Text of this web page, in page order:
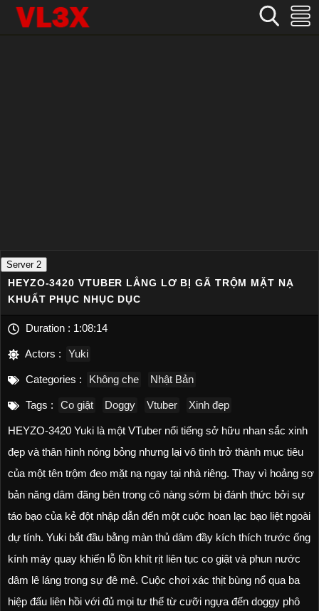
Home Không che
HEYZO-3420 VTuber lẳng lơ bị gã trộm mặt nạ khuất phục nhục dục
Server 2
HEYZO-3420 VTUBER LẲNG LƠ BỊ GÃ TRỘM MẶT NẠ
KHUẤT PHỤC NHỤC DỤC
Duration : 1:08:14
Actors : Yuki
Categories : Không che Nhật Bản
Tags : Co giật Doggy Vtuber Xinh đẹp
HEYZO-3420 Yuki là một VTuber nổi tiếng sở hữu nhan sắc xinh
đẹp và thân hình nóng bỏng nhưng lại vô tình trở thành mục tiêu
của một tên trộm đeo mặt nạ ngay tại nhà riêng. Thay vì hoảng sợ
bản năng dâm đãng bên trong cô nàng sớm bị đánh thức bởi sự
táo bạo của kẻ đột nhập dẫn đến một cuộc hoan lạc bạo liệt ngoài
dự tính. Yuki bắt đầu bằng màn thủ dâm đầy kích thích trước ống
kính máy quay khiến lỗ lồn khít rịt liên tục co giật và phun nước
dâm lê láng trong sự đê mê. Cuộc chơi xác thịt bùng nổ qua ba
hiệp đấu liên hồi với đủ mọi tư thế từ cưỡi ngựa đến doggy phô